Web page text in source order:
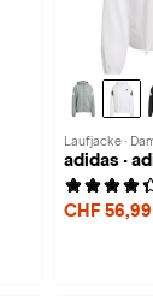
Laufjacke ·
adidas ·
CHF 56,99